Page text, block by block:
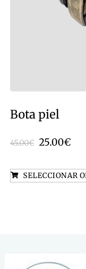
Bota piel
45.00€ 25.00€
SELECCIONAR